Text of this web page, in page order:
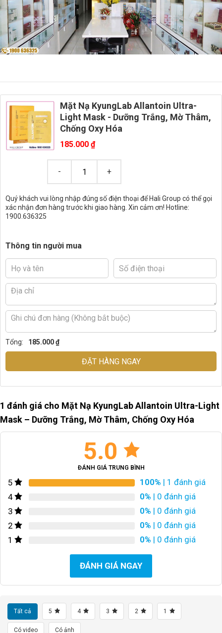
Mặt Nạ KyungLab Allantoin Ultra-
Light Mask - Dưỡng Trắng, Mờ Thâm,
Chống Oxy Hóa
185.000 ₫
Quý khách vui lòng nhập đúng số điện thoại để Hali Group có thể gọi
xác nhận đơn hàng trước khi giao hàng. Xin cảm ơn! Hotline:
1900.636325
Thông tin người mua
Tổng: 185.000 ₫
ĐẶT HÀNG NGAY
1 đánh giá cho Mặt Nạ KyungLab Allantoin Ultra-Light
Mask – Dưỡng Trắng, Mờ Thâm, Chống Oxy Hóa
5.0
ĐÁNH GIÁ TRUNG BÌNH
5 100% | 1 đánh giá
4
0% | 0 đánh giá
3
0% | 0 đánh giá
2
0% | 0 đánh giá
1
0% | 0 đánh giá
ĐÁNH GIÁ NGAY
Tất cả 5 4 3 2 1
Có video Có ảnh